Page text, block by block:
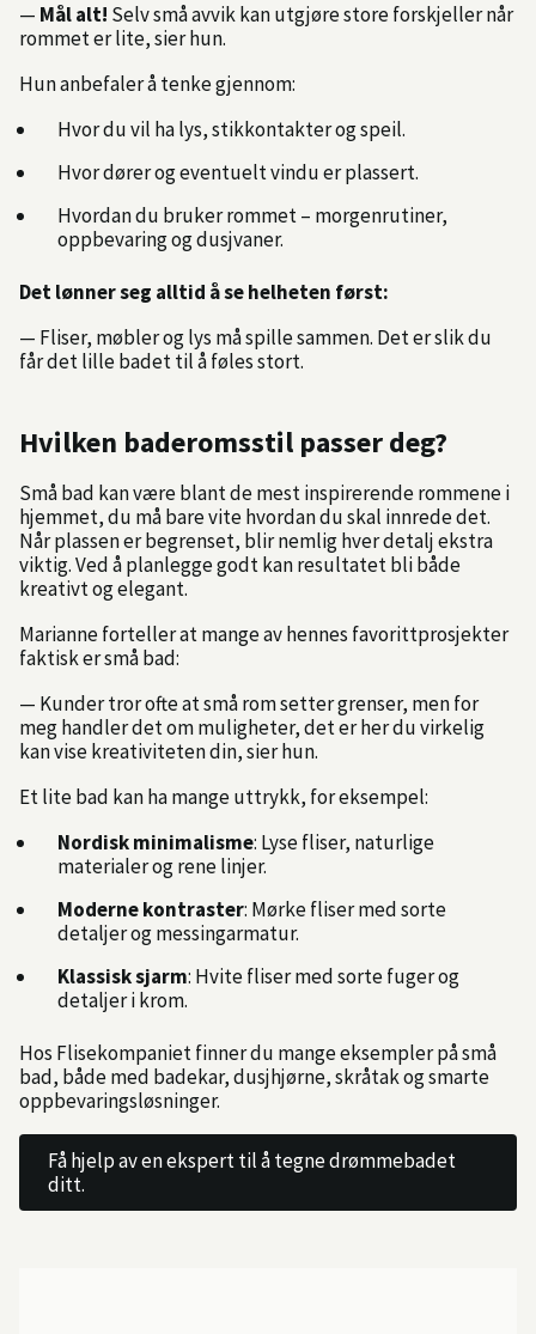
— Mål alt! Selv små avvik kan utgjøre store forskjeller når
rommet er lite, sier hun.
Hun anbefaler å tenke gjennom:
Hvor du vil ha lys, stikkontakter og speil.
Hvor dører og eventuelt vindu er plassert.
Hvordan du bruker rommet – morgenrutiner,
oppbevaring og dusjvaner.
Det lønner seg alltid å se helheten først:
— Fliser, møbler og lys må spille sammen. Det er slik du
får det lille badet til å føles stort.
Hvilken baderomsstil passer deg?
Små bad kan være blant de mest inspirerende rommene i
hjemmet, du må bare vite hvordan du skal innrede det.
Når plassen er begrenset, blir nemlig hver detalj ekstra
viktig. Ved å planlegge godt kan resultatet bli både
kreativt og elegant.
Marianne forteller at mange av hennes favorittprosjekter
faktisk er små bad:
— Kunder tror ofte at små rom setter grenser, men for
meg handler det om muligheter, det er her du virkelig
kan vise kreativiteten din, sier hun.
Et lite bad kan ha mange uttrykk, for eksempel:
Nordisk minimalisme: Lyse fliser, naturlige
materialer og rene linjer.
Moderne kontraster: Mørke fliser med sorte
detaljer og messingarmatur.
Klassisk sjarm: Hvite fliser med sorte fuger og
detaljer i krom.
Hos Flisekompaniet finner du mange eksempler på små
bad, både med badekar, dusjhjørne, skråtak og smarte
oppbevaringsløsninger.
Få hjelp av en ekspert til å tegne drømmebadet
ditt.